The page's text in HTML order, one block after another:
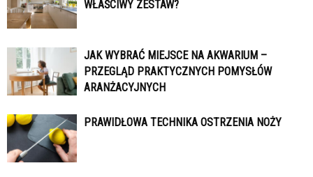
WŁAŚCIWY ZESTAW?
JAK WYBRAĆ MIEJSCE NA AKWARIUM –
PRZEGLĄD PRAKTYCZNYCH POMYSŁÓW
ARANŻACYJNYCH
PRAWIDŁOWA TECHNIKA OSTRZENIA NOŻY